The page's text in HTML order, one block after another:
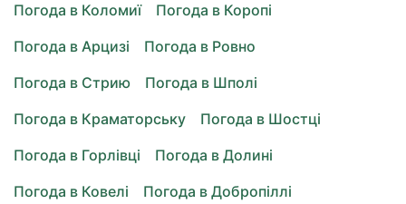
Погода в Коломиї
Погода в Коропі
Погода в Арцизі
Погода в Ровно
Погода в Стрию
Погода в Шполі
Погода в Краматорську
Погода в Шостці
Погода в Горлівці
Погода в Долині
Погода в Ковелі
Погода в Добропіллі